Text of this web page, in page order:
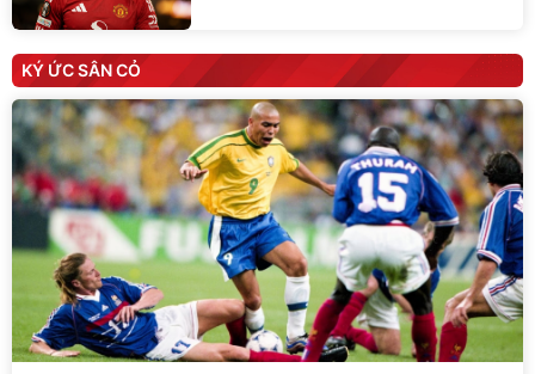
KÝ ỨC SÂN CỎ